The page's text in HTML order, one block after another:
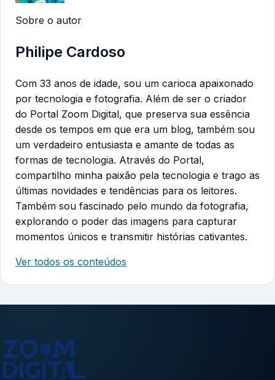
Sobre o autor
Philipe Cardoso
Com 33 anos de idade, sou um carioca apaixonado
por tecnologia e fotografia. Além de ser o criador
do Portal Zoom Digital, que preserva sua essência
desde os tempos em que era um blog, também sou
um verdadeiro entusiasta e amante de todas as
formas de tecnologia. Através do Portal,
compartilho minha paixão pela tecnologia e trago as
últimas novidades e tendências para os leitores.
Também sou fascinado pelo mundo da fotografia,
explorando o poder das imagens para capturar
momentos únicos e transmitir histórias cativantes.
Ver todos os conteúdos